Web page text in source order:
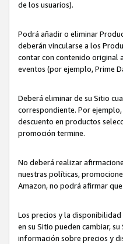
de los usuarios).
Podrá añadir o eliminar
deberán vincularse a los
contar con contenido original
eventos (por ejemplo, Prime
Deberá eliminar de su Sitio
correspondiente. Por
descuento en productos
promoción termine.
No deberá realizar
nuestras políticas,
Amazon, no podrá afirmar
Los precios y la
en su Sitio pueden cambiar,
información sobre precios y